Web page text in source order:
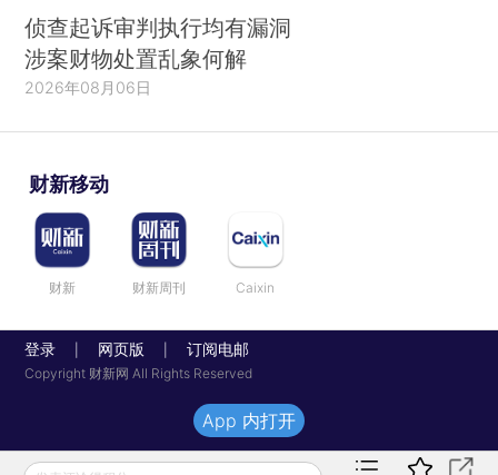
侦查起诉审判执行均有漏洞
涉案财物处置乱象何解
2026年08月06日
财新移动
财新 财新周刊 Caixin
登录 网页版 订阅电邮
Copyright 财新网 All Rights Reserved
App 内打开